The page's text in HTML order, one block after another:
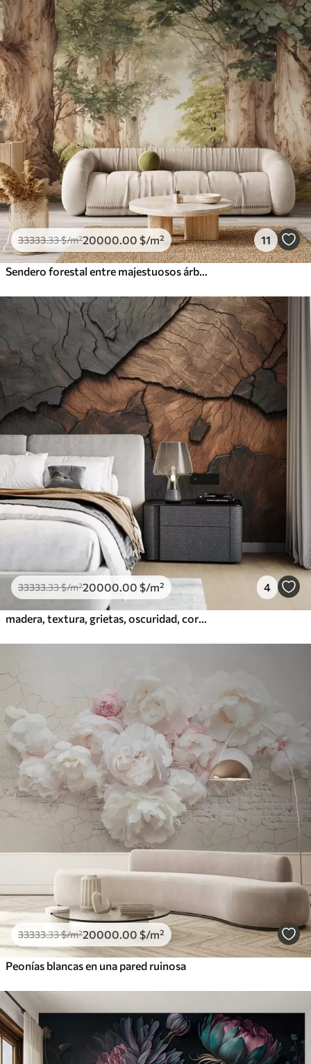
33333.33$/m²20000 .00 $/m² 11
33333.33$/m²20000 .00 $/m² 4
33333.33$/m²20000 .00 $/m²
Peonías blancas en una pared ruinosa